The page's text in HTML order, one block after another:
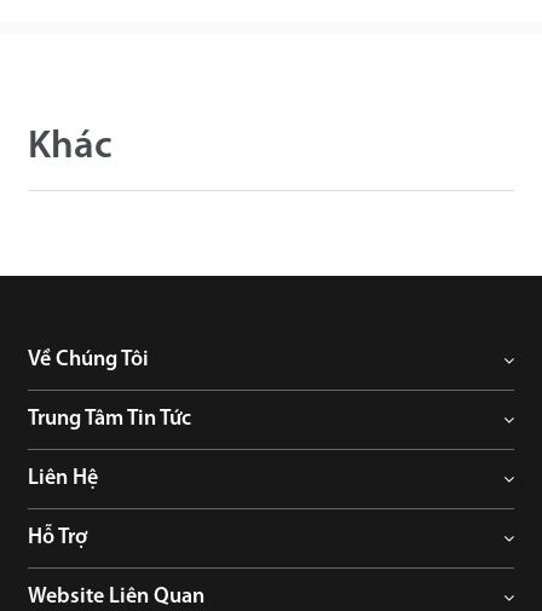
Khác
Về Chúng Tôi
Trung Tâm Tin Tức
Liên Hệ
Hỗ Trợ
Website Liên Quan